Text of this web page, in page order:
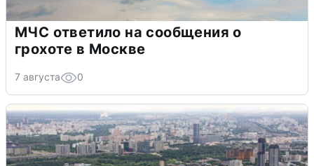
МЧС ответило на сообщения о
грохоте в Москве
7 августа 0